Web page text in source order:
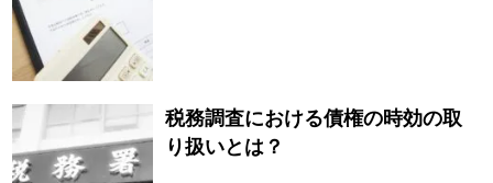
税務調査における債権の時効の取
り扱いとは？